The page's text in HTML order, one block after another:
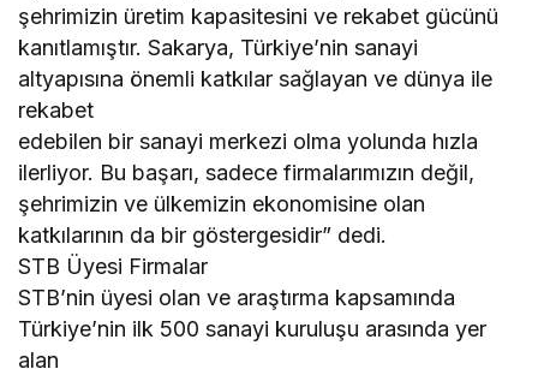
şehrimizin üretim kapasitesini ve rekabet gücünü
kanıtlamıştır. Sakarya, Türkiye’nin sanayi
altyapısına önemli katkılar sağlayan ve dünya ile
rekabet
edebilen bir sanayi merkezi olma yolunda hızla
ilerliyor. Bu başarı, sadece firmalarımızın değil,
şehrimizin ve ülkemizin ekonomisine olan
katkılarının da bir göstergesidir” dedi.
STB Üyesi Firmalar
STB’nin üyesi olan ve araştırma kapsamında
Türkiye’nin ilk 500 sanayi kuruluşu arasında yer
alan